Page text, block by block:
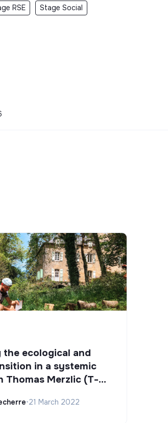
RSE Stage Social
the ecological and
in a systemic
Thomas Merzlic (T-
•21 March 2022